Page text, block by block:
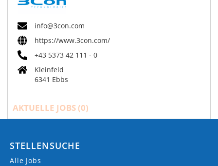
info@3con.com
https://www.3con.com/
+43 5373 42 111 - 0
Kleinfeld
6341 Ebbs
AKTUELLE JOBS (0)
STELLENSUCHE
Alle Jobs